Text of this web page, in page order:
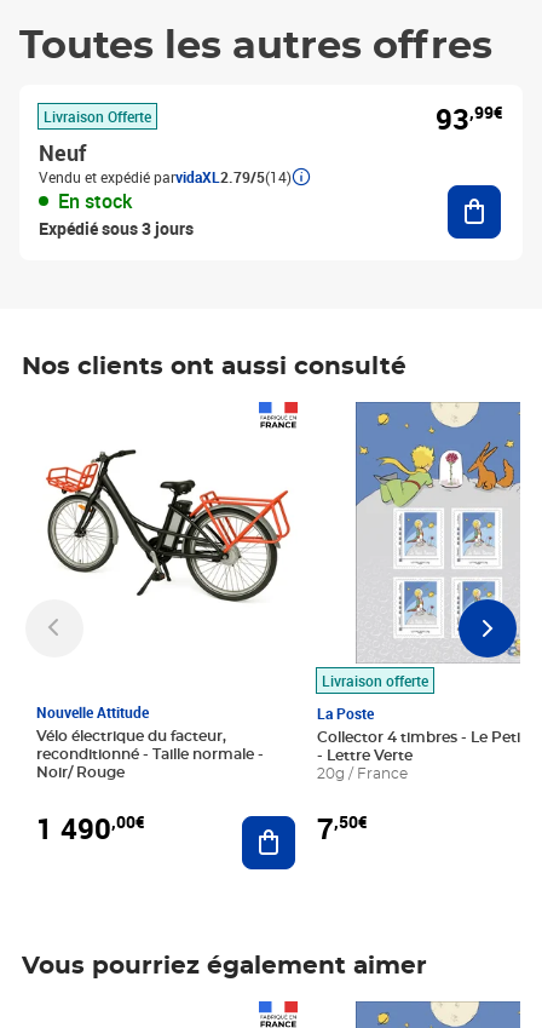
Toutes les autres offres
Livraison Offerte
Neuf
Vendu et expédié parvidaXL 2.79/5(14)
En stock
Expédié sous 3 jours
93,99€
Nos clients ont aussi consulté
Nouvelle Attitude
Vélo électrique du facteur,
reconditionné - Taille normale -
Noir/ Rouge
1 490,00€ Ajouter au panier
Livraison offerte
La Poste
Collector 4 timbres - Le Petit
- Lettre Verte
20g / France
7,50€
Prix 7,50€
Vous pourriez également aimer
Prix 7,50€